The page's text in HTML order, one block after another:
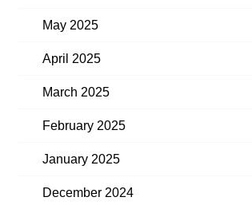
May 2025
April 2025
March 2025
February 2025
January 2025
December 2024